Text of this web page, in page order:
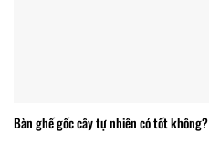
Bàn ghế gốc cây tự nhiên có tốt không?